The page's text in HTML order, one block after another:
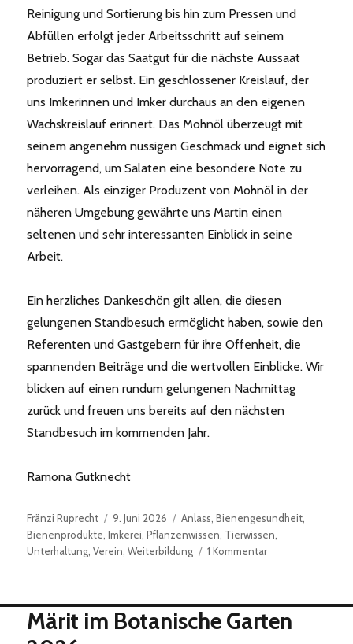
Reinigung und Sortierung bis hin zum Pressen und
Abfüllen erfolgt jeder Arbeitsschritt auf seinem
Betrieb. Sogar das Saatgut für die nächste Aussaat
produziert er selbst. Ein geschlossener Kreislauf, der
uns Imkerinnen und Imker durchaus an den eigenen
Wachskreislauf erinnert. Das Mohnöl überzeugt mit
seinem angenehm nussigen Geschmack und eignet sich
hervorragend, um Salaten eine besondere Note zu
verleihen. Als einziger Produzent von Mohnöl in der
näheren Umgebung gewährte uns Martin einen
seltenen und sehr interessanten Einblick in seine
Arbeit.
Ein herzliches Dankeschön gilt allen, die diesen
gelungenen Standbesuch ermöglicht haben, sowie den
Referenten und Gastgebern für ihre Offenheit, die
spannenden Beiträge und die wertvollen Einblicke. Wir
blicken auf einen rundum gelungenen Nachmittag
zurück und freuen uns bereits auf den nächsten
Standbesuch im kommenden Jahr.
Ramona Gutknecht
Autor
Fränzi Ruprecht
Veröffentlicht
am
9. Juni 2026 Kategorien
Anlass ,Bienengesundheit
Bienenprodukte ,Imkerei ,Pflanzenwissen Tierwissen
Unterhaltung ,Verein ,Weiterbildung 1 Kommentarzu
Märit im Botanische Garten